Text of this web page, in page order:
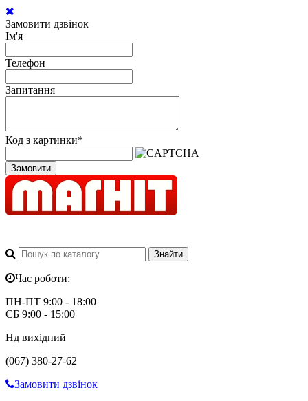
Замовити дзвінок
Ім'я
Телефон
Запитання
Код з картинки*
Замовити
Час роботи:
ПН-ПТ 9:00 - 18:00
СБ 9:00 - 15:00
Нд вихідний
(067) 380-27-62
Замовити дзвінок